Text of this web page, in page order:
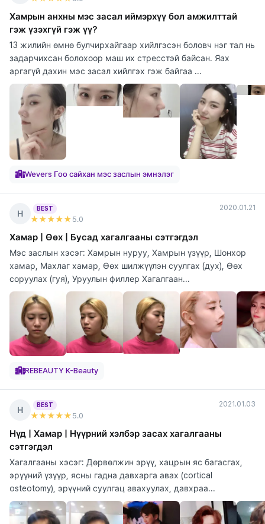
Хамрын анхны мэс засал иймэрхүү бол амжилттай
гэж үзэхгүй гэж үү?
13 жилийн өмнө булчирхайгаар хийлгэсэн боловч нэг тал нь
задарчихсан болохоор маш их стресстэй байсан. Яах
аргагүй дахин мэс засал хийлгэх гэж байгаа ...
Wevers Гоо сайхан мэс заслын эмнэлэг
Н
BEST
★★★★★ 5.0
2020.01.21
Хамар | Өөх | Бусад хагалгааны сэтгэгдэл
Мэс заслын хэсэг: Хамрын нуруу, Хамрын үзүүр, Шонхор
хамар, Махлаг хамар, Өөх шилжүүлэн суулгах (дух), Өөх
соруулах (гуя), Уруулын филлер Хагалгаан...
REBEAUTY K-Beauty
Н
BEST
★★★★★ 5.0
2021.01.03
Нүд | Хамар | Нүүрний хэлбэр засах хагалгааны
сэтгэгдэл
Хагалгааны хэсэг: Дөрвөлжин эрүү, хацрын яс багасгах,
эрүүний үзүүр, ясны гадна давхарга авах (cortical
osteotomy), эрүүний суулгац авахуулах, давхраа...